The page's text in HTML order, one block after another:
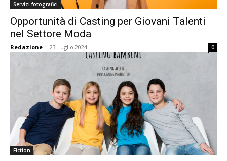
Servizi fotografici
Opportunità di Casting per Giovani Talenti
nel Settore Moda
Redazione - 23 Luglio 2024 0
Fiction